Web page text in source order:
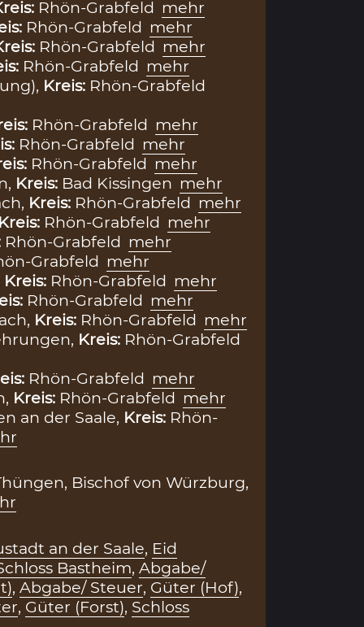
Rhön-Grabfeld mehr
Rhön-Grabfeld mehr
Rhön-Grabfeld mehr
Rhön-Grabfeld mehr
Kreis: Rhön-Grabfeld
Rhön-Grabfeld mehr
Rhön-Grabfeld mehr
Rhön-Grabfeld mehr
Kreis: Bad Kissingen mehr
Kreis: Rhön-Grabfeld mehr
Kreis: Rhön-Grabfeld mehr
Rhön-Grabfeld mehr
Grabfeld mehr
Kreis: Rhön-Grabfeld mehr
Rhön-Grabfeld mehr
Kreis: Rhön-Grabfeld mehr
Kreis: Rhön-Grabfeld
Rhön-Grabfeld mehr
Kreis: Rhön-Grabfeld mehr
an der Saale, Kreis: Rhön-
Bischof von Würzburg,
an der Saale, Eid
Bastheim, Abgabe/
, Abgabe/ Steuer, Güter (Hof),
, Güter (Forst), Schloss